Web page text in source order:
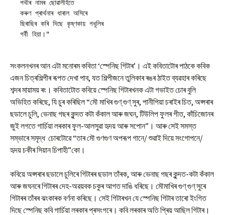
পখীৰ নামৰ ছোৱালীহঁতে
কৰুণ প্ৰাৰ্থনাৰ ধাৰাল অসিৰে
ছিৰাছিৰ কৰি দিছে কৃষ্ণকায় গধূলিৰ
গৰ্বী হিয়া।"
সংকলনখনৰ আন এটা মনোৰম কবিতা ‘স্পেনিছ গিটাৰ’। এই কবিতাটোৰ পাঠকে কবিক
এজন চিত্ৰশিল্পীৰ ৰূপত দেখা পাব, যত শিল্পীজনে তুলিকাৰ ৰঙৰ ঠাইত ব্যৱহাৰ কৰিছে
শব্দৰ মায়াময় ৰং। কবিতাটোত কবিয়ে স্পেনিছ গিটাৰখনক এটা গভাইত চোৰ বুলি
অভিহিত কৰিছে, যি চুৰ কৰিছিল “মৌ মাখিৰ গুণ্ গুণ্ সুৰ, পানীপিয়া চৰাইৰ চিত, অপ্সৰাৰ
ছডালে চুলি, ভেনাছ গছৰ কুন্দত কটা কঁকাল আৰু জঘন, টিউলিপ ফুলৰ গীত, কাঁচিজোনৰ
জুই লগতে গাৰ্চিয়া লৰকাৰ ফুল-আলসুৱা হৃদয় আৰু সপোন”। আৰু সেই সমস্ত
সম্ভাৰে সমৃদ্ধ চোৰটোৱে “তাৰ মৌ গুণগুণ অপৰূপ গানে/ শুৱাই দিয়ে সংগোপনে/
হৃদয় চকীৰ সিয়ান চিপাহী”কো।
কবিয়ে অপ্সৰাৰ ছডালে চুলিৰে গিটাৰৰ ছডাল তাঁৰক, আৰু ভেনাছ গছৰ কুন্দত-কটা কঁকাল
আৰু জঘনৰে গিটাৰৰ দেহ-অৱয়বক চকুৰ আগত দাঙি ধৰিছে। মৌমাখিৰ গুণ্ গুণ্ সুৰে
গিটাৰৰ তাঁৰৰ ঝংকাৰক বৰ্ণনা কৰিছে। সেই গিটাৰখন যে স্পেনিছ গিটাৰ তাৰো ইংগিত
দিছে স্পেনিছ কবি গাৰ্চিয়া লৰকাৰ প্ৰসংগৰে। কবি লৰকাৰ অতি প্ৰিয় আছিল গিটাৰ।